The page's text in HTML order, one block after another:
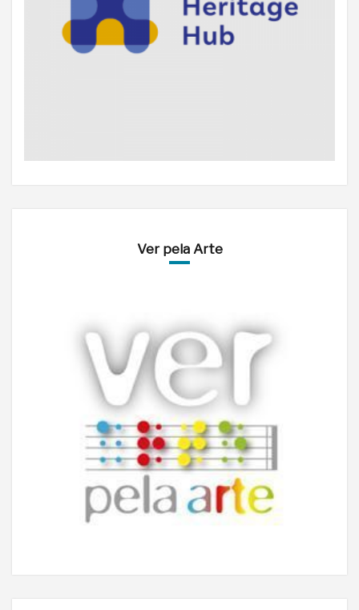
Ver pela Arte